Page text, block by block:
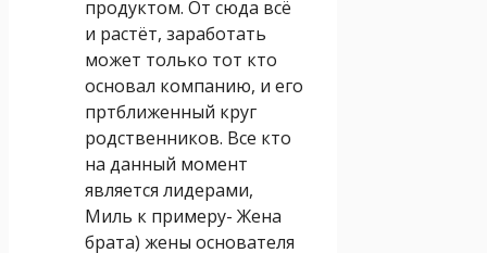
продуктом. От сюда всё
и растёт, заработать
может только тот кто
основал компанию, и его
пртближенный круг
родственников. Все кто
на данный момент
является лидерами,
Миль к примеру- Жена
брата) жены основателя